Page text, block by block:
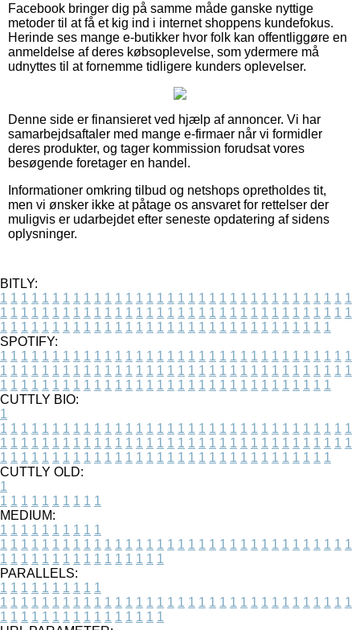
Facebook bringer dig på samme måde ganske nyttige
metoder til at få et kig ind i internet shoppens kundefokus.
Herinde ses mange e-butikker hvor folk kan offentliggøre en
anmeldelse af deres købsoplevelse, som ydermere må
udnyttes til at fornemme tidligere kunders oplevelser.
Denne side er finansieret ved hjælp af annoncer. Vi har
samarbejdsaftaler med mange e-firmaer når vi formidler
deres produkter, og tager kommission forudsat vores
besøgende foretager en handel.
Informationer omkring tilbud og netshops opretholdes tit,
men vi ønsker ikke at påtage os ansvaret for rettelser der
muligvis er udarbejdet efter seneste opdatering af sidens
oplysninger.
BITLY:
1 1 1 1 1 1 1 1 1 1 1 1 1 1 1 1 1 1 1 1 1 1 1 1 1 1 1 1 1 1 1 1 1 1
1 1 1 1 1 1 1 1 1 1 1 1 1 1 1 1 1 1 1 1 1 1 1 1 1 1 1 1 1 1 1 1 1 1
1 1 1 1 1 1 1 1 1 1 1 1 1 1 1 1 1 1 1 1 1 1 1 1 1 1 1 1 1 1 1 1
SPOTIFY:
1 1 1 1 1 1 1 1 1 1 1 1 1 1 1 1 1 1 1 1 1 1 1 1 1 1 1 1 1 1 1 1 1 1
1 1 1 1 1 1 1 1 1 1 1 1 1 1 1 1 1 1 1 1 1 1 1 1 1 1 1 1 1 1 1 1 1 1
1 1 1 1 1 1 1 1 1 1 1 1 1 1 1 1 1 1 1 1 1 1 1 1 1 1 1 1 1 1 1 1
CUTTLY BIO:
1
1 1 1 1 1 1 1 1 1 1 1 1 1 1 1 1 1 1 1 1 1 1 1 1 1 1 1 1 1 1 1 1 1 1
1 1 1 1 1 1 1 1 1 1 1 1 1 1 1 1 1 1 1 1 1 1 1 1 1 1 1 1 1 1 1 1 1 1
1 1 1 1 1 1 1 1 1 1 1 1 1 1 1 1 1 1 1 1 1 1 1 1 1 1 1 1 1 1 1 1
CUTTLY OLD:
1
1 1 1 1 1 1 1 1 1 1
MEDIUM:
1 1 1 1 1 1 1 1 1 1
1 1 1 1 1 1 1 1 1 1 1 1 1 1 1 1 1 1 1 1 1 1 1 1 1 1 1 1 1 1 1 1 1 1
1 1 1 1 1 1 1 1 1 1 1 1 1 1 1 1
PARALLELS:
1 1 1 1 1 1 1 1 1 1
1 1 1 1 1 1 1 1 1 1 1 1 1 1 1 1 1 1 1 1 1 1 1 1 1 1 1 1 1 1 1 1 1 1
1 1 1 1 1 1 1 1 1 1 1 1 1 1 1 1